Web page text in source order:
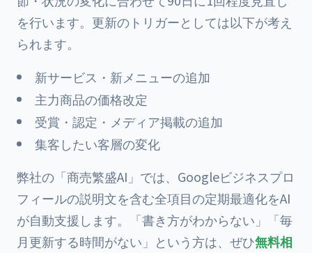
を行います。更新のトリガーとしては以下が考え
られます。
新サービス・新メニューの追加
主力商品の価格改定
受賞・認定・メディア掲載の追加
集客したい客層の変化
弊社の「商売繁盛AI」では、Googleビジネスプロ
フィールの説明文を含む全項目の定期最適化をAI
が自動支援します。「書き方がわからない」「毎
月更新する時間がない」という方は、ぜひ無料相